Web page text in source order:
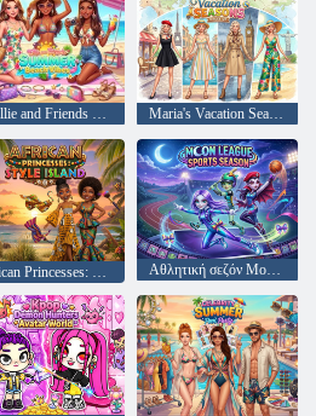
Η Ellie and Friends Summer Beach Vibes Maria's Vacation Seasons Dress Up
Αθλητική σεζόν Moon League